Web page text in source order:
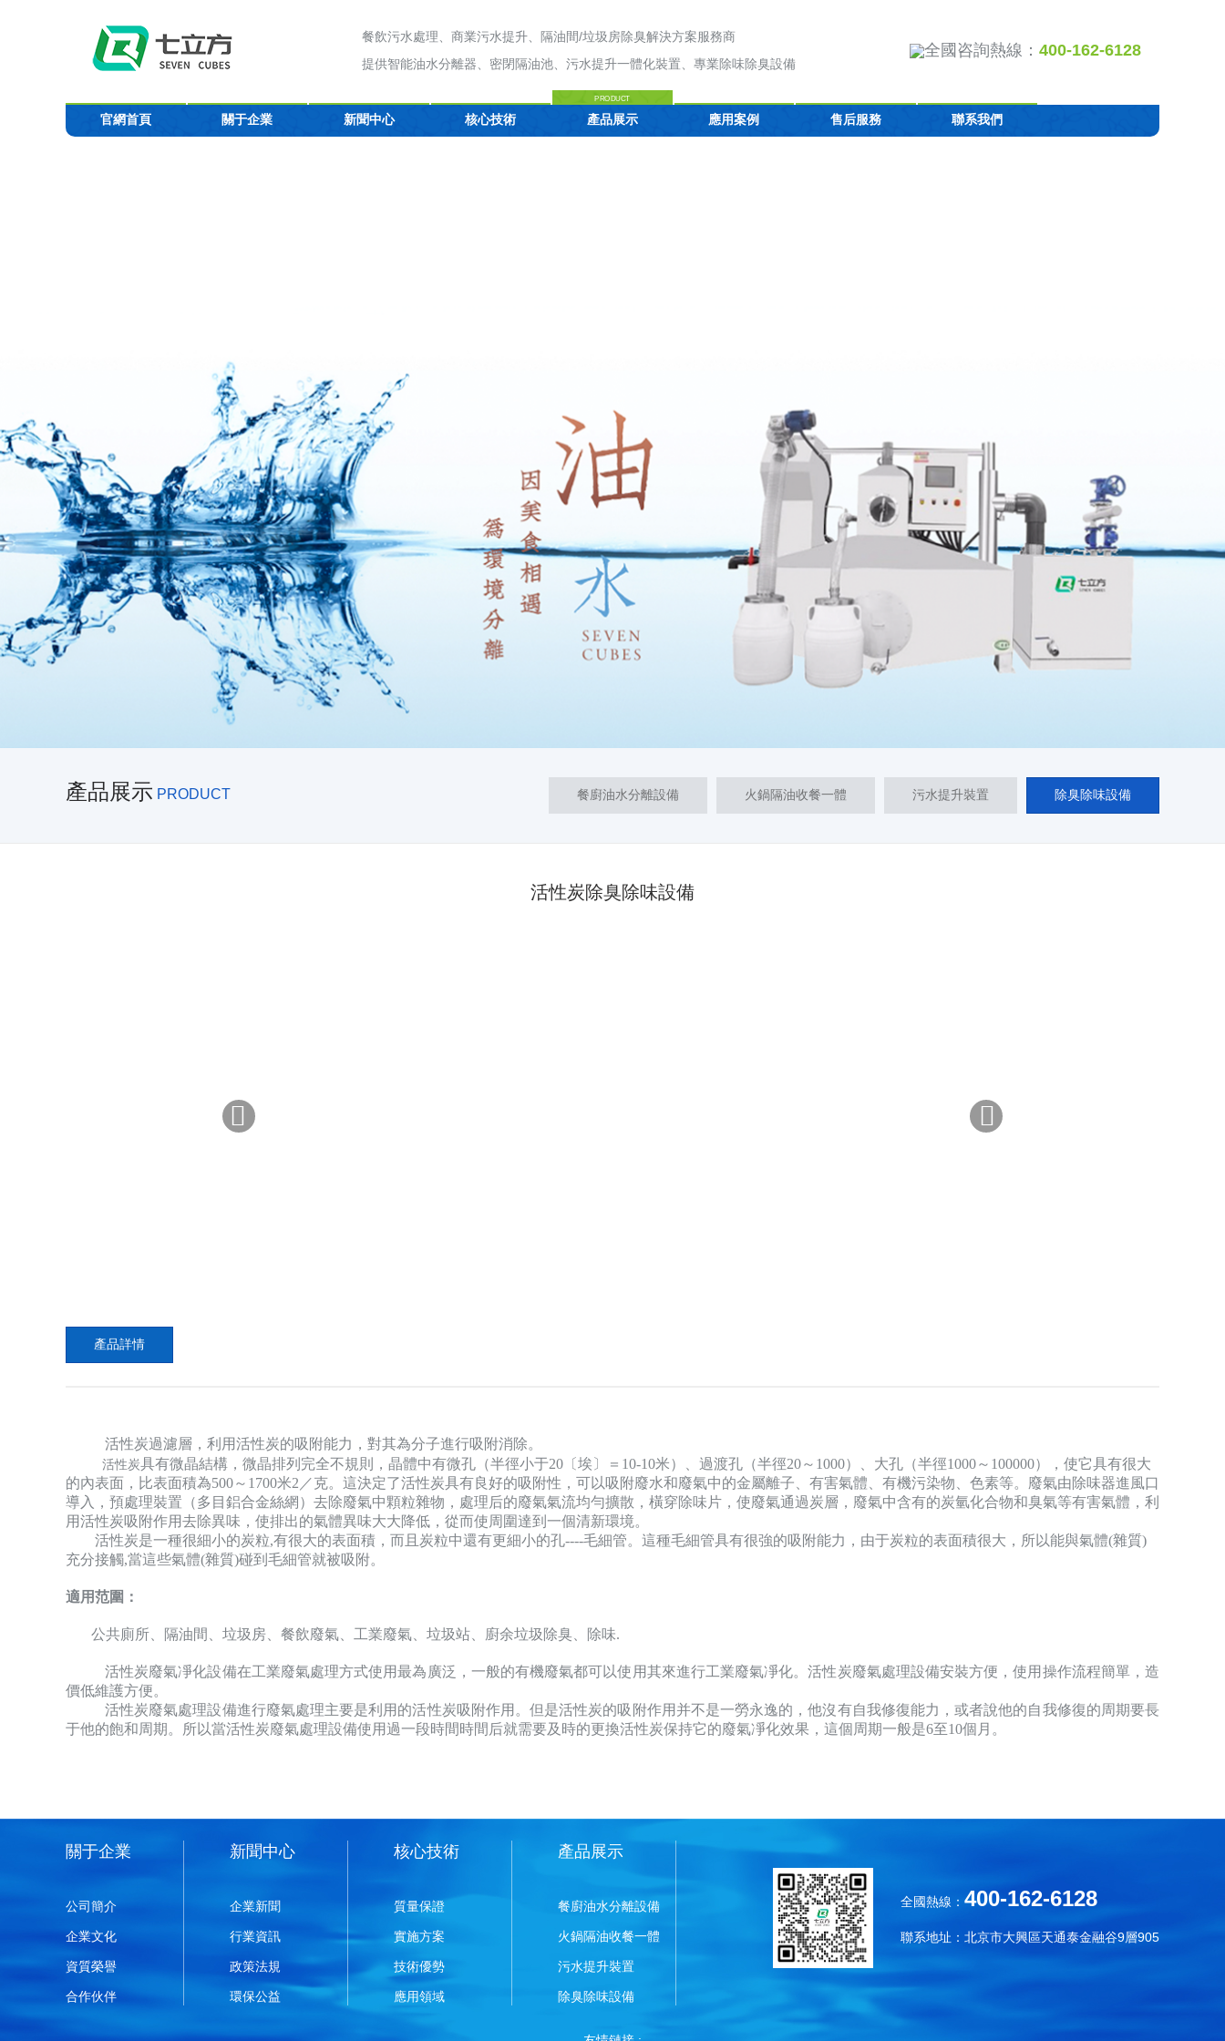
全國咨詢熱線： 400-162-6128
餐飲污水處理、商業污水提升、隔油間/垃圾房除臭解決方案服務商
提供智能油水分離器、密閉隔油池、污水提升一體化裝置、專業除味除臭設備
官網首頁 關于企業 新聞中心 核心技術
PRODUCT
產品展示 應用案例 售后服務 聯系我們
產品展示 PRODUCT 餐廚油水分離設備 火鍋隔油收餐一體 污水提升裝置 除臭除味設備
活性炭除臭除味設備
產品詳情
活性炭過濾層，利用活性炭的吸附能力，對其為分子進行吸附消除。
活性炭具有微晶結構，微晶排列完全不規則，晶體中有微孔（半徑小于20〔埃〕＝10-10米）、過渡孔（半徑20～1000）、大孔（半徑1000～100000），使它具有很大
的內表面，比表面積為500～1700米2／克。這決定了活性炭具有良好的吸附性，可以吸附廢水和廢氣中的金屬離子、有害氣體、有機污染物、色素等。廢氣由除味器進風口
導入，預處理裝置（多目鋁合金絲網）去除廢氣中顆粒雜物，處理后的廢氣氣流均勻擴散，橫穿除味片，使廢氣通過炭層，廢氣中含有的炭氫化合物和臭氣等有害氣體，利
用活性炭吸附作用去除異味，使排出的氣體異味大大降低，從而使周圍達到一個清新環境。
活性炭是一種很細小的炭粒,有很大的表面積，而且炭粒中還有更細小的孔----毛細管。這種毛細管具有很強的吸附能力，由于炭粒的表面積很大，所以能與氣體(雜質)
充分接觸,當這些氣體(雜質)碰到毛細管就被吸附。
適用范圍：
公共廁所、隔油間、垃圾房、餐飲廢氣、工業廢氣、垃圾站、廚余垃圾除臭、除味.
活性炭廢氣凈化設備在工業廢氣處理方式使用最為廣泛，一般的有機廢氣都可以使用其來進行工業廢氣凈化。活性炭廢氣處理設備安裝方便，使用操作流程簡單，造
價低維護方便。
活性炭廢氣處理設備進行廢氣處理主要是利用的活性炭吸附作用。但是活性炭的吸附作用并不是一勞永逸的，他沒有自我修復能力，或者說他的自我修復的周期要長
于他的飽和周期。所以當活性炭廢氣處理設備使用過一段時間時間后就需要及時的更換活性炭保持它的廢氣凈化效果，這個周期一般是6至10個月。
關于企業
公司簡介
企業文化
資質榮譽
合作伙伴
新聞中心
企業新聞
行業資訊
政策法規
環保公益
核心技術
質量保證
實施方案
技術優勢
應用領域
產品展示
餐廚油水分離設備
火鍋隔油收餐一體
污水提升裝置
除臭除味設備
全國熱線： 400-162-6128
聯系地址：北京市大興區天通泰金融谷9層905